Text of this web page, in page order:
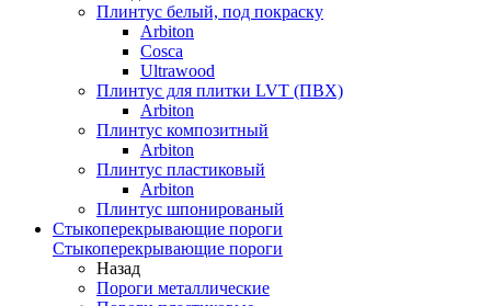
Плинтус белый, под покраску
Arbiton
Cosca
Ultrawood
Плинтус для плитки LVT (ПВХ)
Arbiton
Плинтус композитный
Arbiton
Плинтус пластиковый
Arbiton
Плинтус шпонированый
Стыкоперекрывающие пороги
Стыкоперекрывающие пороги
Назад
Пороги металлические